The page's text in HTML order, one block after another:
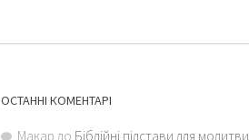
ОСТАННІ КОМЕНТАРІ
Макар до Біблійні підстави для молитви